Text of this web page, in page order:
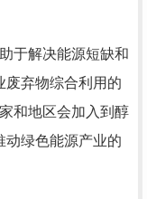
于解决能源短缺和
废弃物综合利用的
和地区会加入到醇
动绿色能源产业的